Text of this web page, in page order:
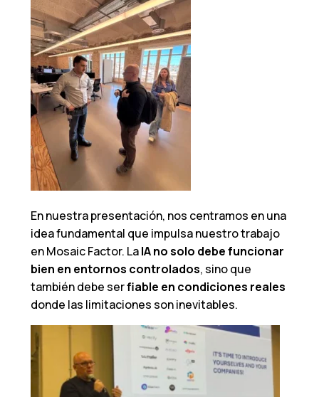
En nuestra presentación, nos centramos en una
idea fundamental que impulsa nuestro trabajo
en Mosaic Factor. LaIA no solo debe funcionar
bien en entornos controlados, sino que
también debe serfiable en condiciones reales
donde las limitaciones son inevitables.